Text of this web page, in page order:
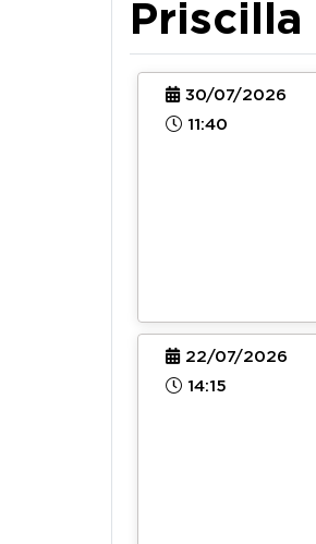
30/07/2026
11:40
22/07/2026
14:15